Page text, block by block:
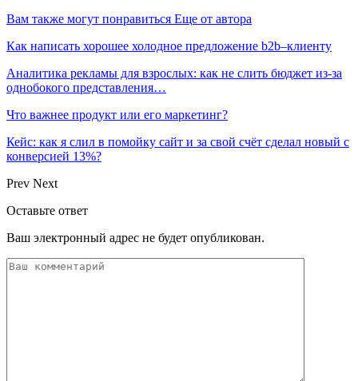
Вам также могут понравиться Еще от автора
Как написать хорошее холодное предложение b2b–клиенту
Аналитика рекламы для взрослых: как не слить бюджет из-за
однобокого представления…
Что важнее продукт или его маркетинг?
Кейс: как я слил в помойку сайт и за свой счёт сделал новый с
конверсией 13%?
Prev Next
Оставьте ответ
Ваш электронный адрес не будет опубликован.